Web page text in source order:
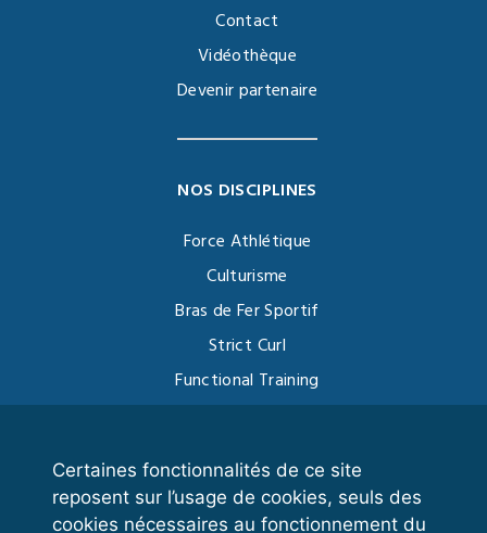
Certaines fonctionnalités de ce site
reposent sur l’usage de cookies, seuls des
cookies nécessaires au fonctionnement du
Contact
Vidéothèque
Devenir partenaire
NOS DISCIPLINES
Force Athlétique
Culturisme
Bras de Fer Sportif
Strict Curl
Functional Training
VOS ESPACES